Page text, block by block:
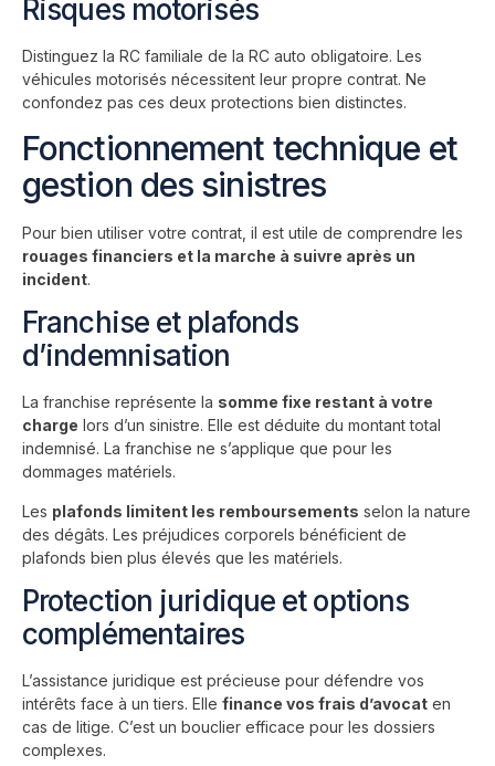
Risques motorisés
Distinguez la RC familiale de la RC auto obligatoire. Les
véhicules motorisés nécessitent leur propre contrat. Ne
confondez pas ces deux protections bien distinctes.
Fonctionnement technique et
gestion des sinistres
Pour bien utiliser votre contrat, il est utile de comprendre les
rouages financiers et la marche à suivre après un
incident.
Franchise et plafonds
d’indemnisation
La franchise représente la somme fixe restant à votre
charge lors d’un sinistre. Elle est déduite du montant total
indemnisé. La franchise ne s’applique que pour les
dommages matériels.
Les plafonds limitent les remboursements selon la nature
des dégâts. Les préjudices corporels bénéficient de
plafonds bien plus élevés que les matériels.
Protection juridique et options
complémentaires
L’assistance juridique est précieuse pour défendre vos
intérêts face à un tiers. Elle finance vos frais d’avocat en
cas de litige. C’est un bouclier efficace pour les dossiers
complexes.